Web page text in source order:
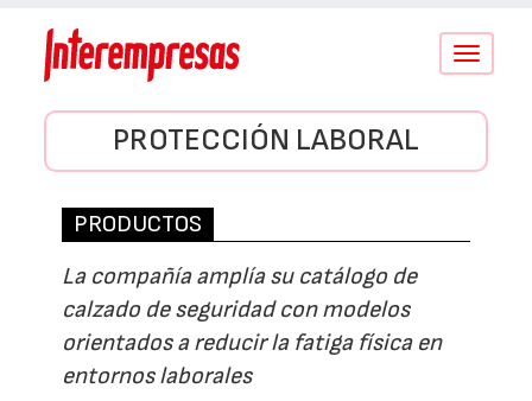
Conmutar
PROTECCIÓN LABORAL
PRODUCTOS
La compañía amplía su catálogo de
calzado de seguridad con modelos
orientados a reducir la fatiga física en
entornos laborales